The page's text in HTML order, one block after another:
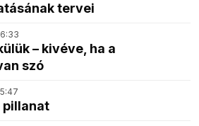
tervei
– kivéve, ha a
szó
pillanat